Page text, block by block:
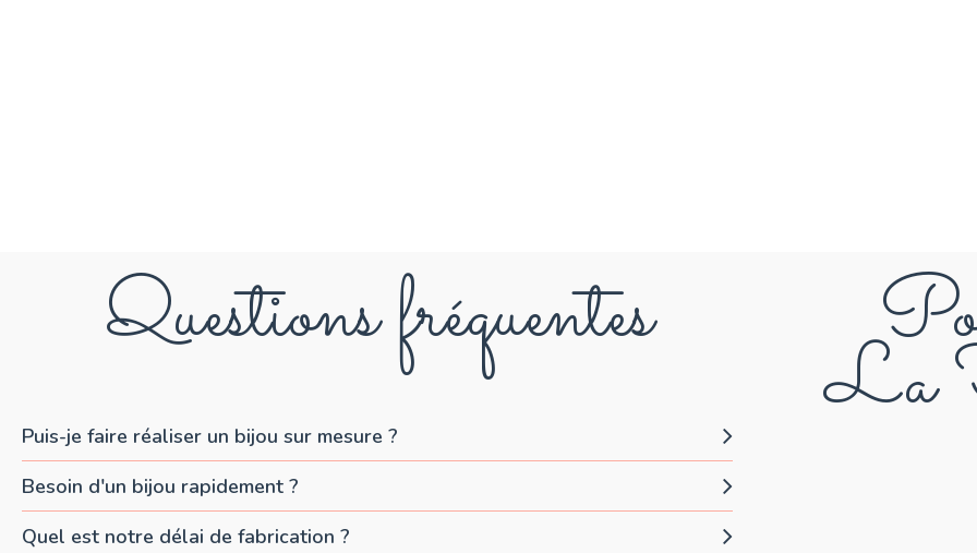
Questions fréquentes
Puis-je faire réaliser un bijou sur mesure ?
Besoin d'un bijou rapidement ?
Quel est notre délai de fabrication ?
La